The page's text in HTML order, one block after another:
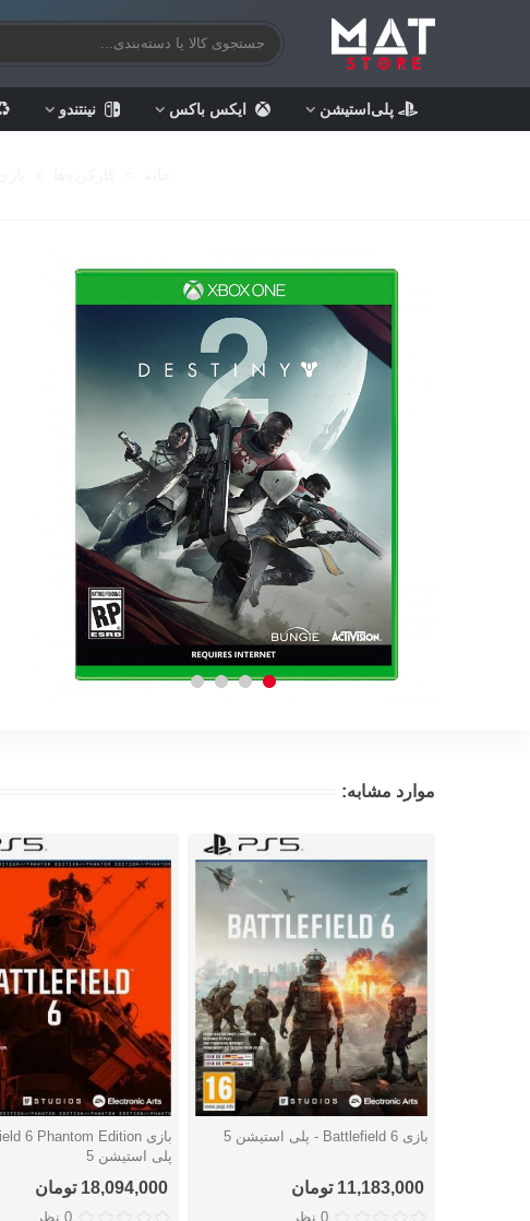
پلی‌استیشن ایکس باکس نینتندو
موارد مشابه:
دوست داشتن بازی Battlefield 6 - پلی استیشن 5
11,183,000 تومان
0 نظر
دوست داشتن
پلی استیشن 5
18,094,000 تومان
0 نظر